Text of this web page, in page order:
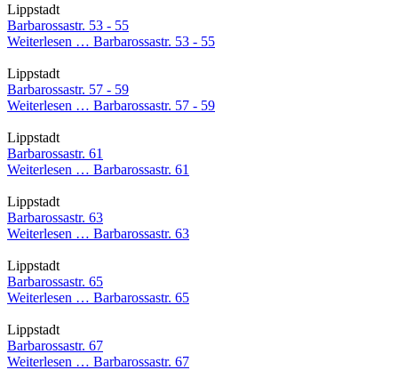
Lippstadt
Barbarossastr. 53 - 55
Weiterlesen … Barbarossastr. 53 - 55
Lippstadt
Barbarossastr. 57 - 59
Weiterlesen … Barbarossastr. 57 - 59
Lippstadt
Barbarossastr. 61
Weiterlesen … Barbarossastr. 61
Lippstadt
Barbarossastr. 63
Weiterlesen … Barbarossastr. 63
Lippstadt
Barbarossastr. 65
Weiterlesen … Barbarossastr. 65
Lippstadt
Barbarossastr. 67
Weiterlesen … Barbarossastr. 67